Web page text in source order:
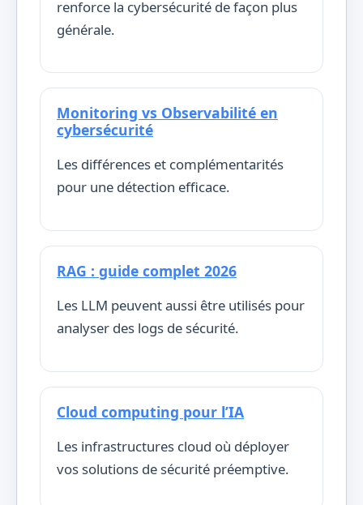
renforce la cybersécurité de façon plus
générale.
Monitoring vs Observabilité en
cybersécurité
Les différences et complémentarités
pour une détection efficace.
RAG : guide complet 2026
Les LLM peuvent aussi être utilisés pour
analyser des logs de sécurité.
Cloud computing pour l’IA
Les infrastructures cloud où déployer
vos solutions de sécurité préemptive.